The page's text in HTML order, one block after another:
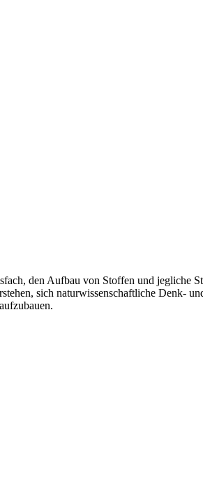
den Aufbau von Stoffen und jegliche
sich naturwissenschaftliche Denk-